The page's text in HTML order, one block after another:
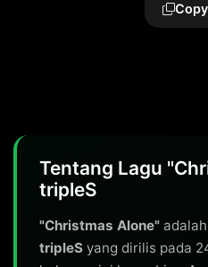
Tentang Lagu
tripleS
"Christmas Alone"
tripleS yang dirilis pada